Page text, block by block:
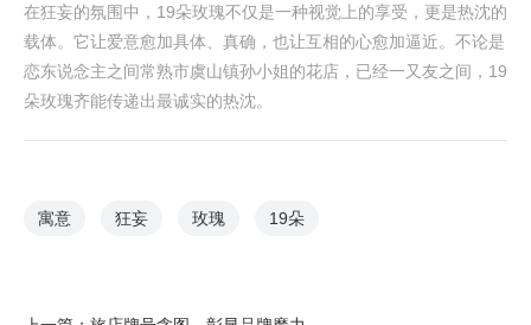
在狂妄的氛围中，19朵玫瑰不仅是一种视觉上的享受，更是热沈的
载体。它让爱意愈加具体、真确，也让互相的心愈加逼近。不论是
恋东说念主之间常熟市虞山镇孙小姐的花店，已经一又友之间，19
朵玫瑰齐能传递出最诚实的热沈。
寓意 狂妄 玫瑰 19朵